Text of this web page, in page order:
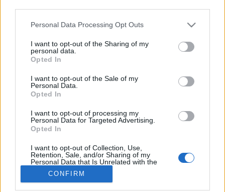
Please note that this website/app uses one or more Google
not limited to your visit or usage behaviour. You may click to
grant or deny consent to Google and its third-party tags to
use your data for below specified purposes in below Google
consent section.
Personal Data Processing Opt Outs
I want to opt-out of the Sharing of my
personal data.
Opted In
I want to opt-out of the Sale of my
Personal Data.
Opted In
I want to opt-out of processing my
Personal Data for Targeted Advertising.
Opted In
I want to opt-out of Collection, Use,
Retention, Sale, and/or Sharing of my
Personal Data that Is Unrelated with the
Purposes for which it was collected.
Opted Out
CONFIRM